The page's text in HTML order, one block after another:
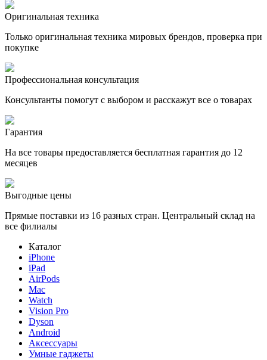
Оригинальная техника
Только оригинальная техника мировых брендов, проверка при
покупке
Профессиональная консультация
Консультанты помогут с выбором и расскажут все о товарах
Гарантия
На все товары предоставляется бесплатная гарантия до 12
месяцев
Выгодные цены
Прямые поставки из 16 разных стран. Центральный склад на
все филиалы
Каталог
iPhone
iPad
AirPods
Mac
Watch
Vision Pro
Dyson
Android
Аксессуары
Умные гаджеты